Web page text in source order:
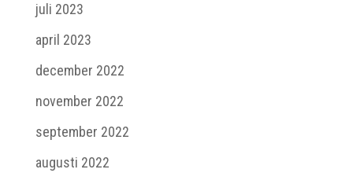
juli 2023
april 2023
december 2022
november 2022
september 2022
augusti 2022